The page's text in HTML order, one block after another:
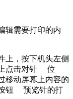
辑需要打印的内
上，按下机头左侧
上点击对针 位
移动屏幕上内容的
按钮 预览针的打